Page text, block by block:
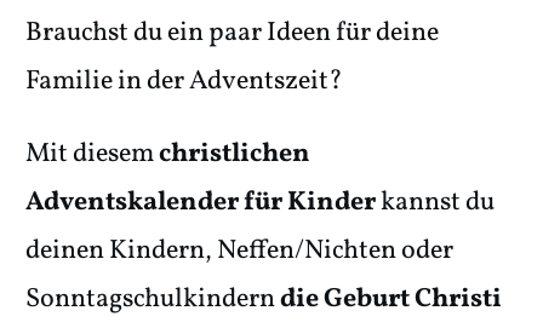
Brauchst du ein paar Ideen für deine
Familie in der Adventszeit?
Mit diesemchristlichen
Adventskalender für Kinderkannst du
deinen Kindern, Neffen/Nichten oder
Sonntagschulkinderndie Geburt Christi